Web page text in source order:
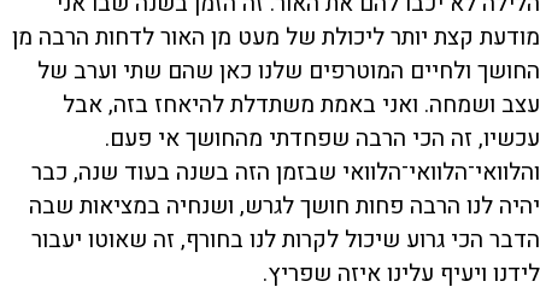
מודעת קצת יותר ליכולת של מעט מן האור לדחות הרבה מן
החושך ולחיים המוטרפים שלנו כאן שהם שתי וערב של
עצב ושמחה. ואני באמת משתדלת להיאחז בזה, אבל
עכשיו, זה הכי הרבה שפחדתי מהחושך אי פעם.
והלוואי־הלוואי־הלוואי שבזמן הזה בשנה בעוד שנה, כבר
יהיה לנו הרבה פחות חושך לגרש, ושנחיה במציאות שבה
הדבר הכי גרוע שיכול לקרות לנו בחורף, זה שאוטו יעבור
לידנו ויעיף עלינו איזה שפריץ.